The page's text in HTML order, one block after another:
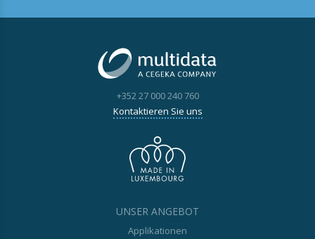
+352 27 000 240 760
Kontaktieren Sie uns
UNSER ANGEBOT
Applikationen